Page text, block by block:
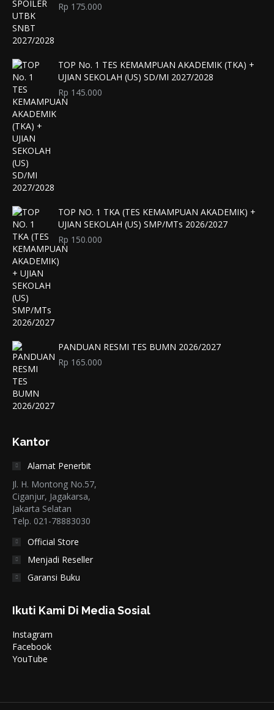
Rp 175.000
TOP No. 1 TES KEMAMPUAN AKADEMIK (TKA) +
UJIAN SEKOLAH (US) SD/MI 2027/2028
Rp 145.000
TOP NO. 1 TKA (TES KEMAMPUAN AKADEMIK) +
UJIAN SEKOLAH (US) SMP/MTs 2026/2027
Rp 150.000
PANDUAN RESMI TES BUMN 2026/2027
Rp 165.000
Kantor
Alamat Penerbit
Jl. H. Montong No.57,
Ciganjur, Jagakarsa,
Jakarta Selatan
Telp. 021-78883030
Official Store
Menjadi Reseller
Garansi Buku
Ikuti Kami Di Media Sosial
Instagram
Facebook
YouTube